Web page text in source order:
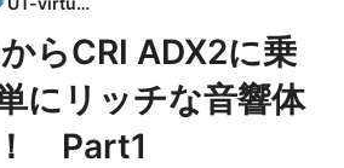
らCRI ADX2に乗
にリッチな音響体
Part1